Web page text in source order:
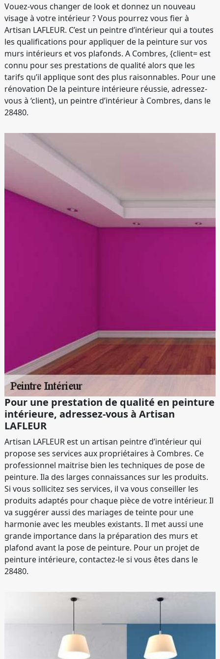
Vouez-vous changer de look et donnez un nouveau
visage à votre intérieur ? Vous pourrez vous fier à
Artisan LAFLEUR. C’est un peintre d’intérieur qui a toutes
les qualifications pour appliquer de la peinture sur vos
murs intérieurs et vos plafonds. A Combres, {client= est
connu pour ses prestations de qualité alors que les
tarifs qu’il applique sont des plus raisonnables. Pour une
rénovation De la peinture intérieure réussie, adressez-
vous à ‘client}, un peintre d’intérieur à Combres, dans le
28480.
Pour une prestation de qualité en peinture
intérieure, adressez-vous à Artisan
LAFLEUR
Artisan LAFLEUR est un artisan peintre d’intérieur qui
propose ses services aux propriétaires à Combres. Ce
professionnel maitrise bien les techniques de pose de
peinture. Ila des larges connaissances sur les produits.
Si vous sollicitez ses services, il va vous conseiller les
produits adaptés pour chaque pièce de votre intérieur. Il
va suggérer aussi des mariages de teinte pour une
harmonie avec les meubles existants. Il met aussi une
grande importance dans la préparation des murs et
plafond avant la pose de peinture. Pour un projet de
peinture intérieure, contactez-le si vous êtes dans le
28480.